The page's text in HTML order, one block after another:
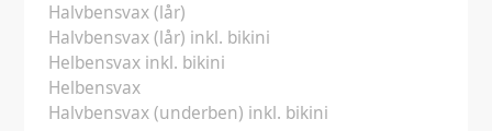
Halvbensvax (lår)
Halvbensvax (lår) inkl. bikini
Helbensvax inkl. bikini
Helbensvax
Halvbensvax (underben) inkl. bikini